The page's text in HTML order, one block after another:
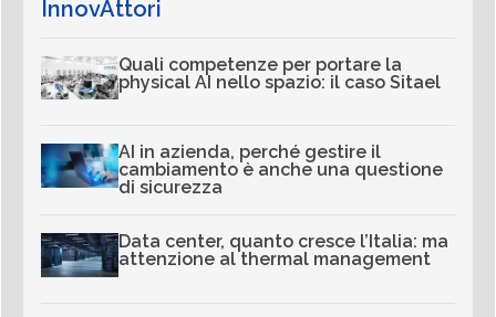
InnovAttori
Quali competenze per portare la
physical AI nello spazio: il caso Sitael
AI in azienda, perché gestire il
cambiamento è anche una questione
di sicurezza
Data center, quanto cresce l’Italia: ma
attenzione al thermal management